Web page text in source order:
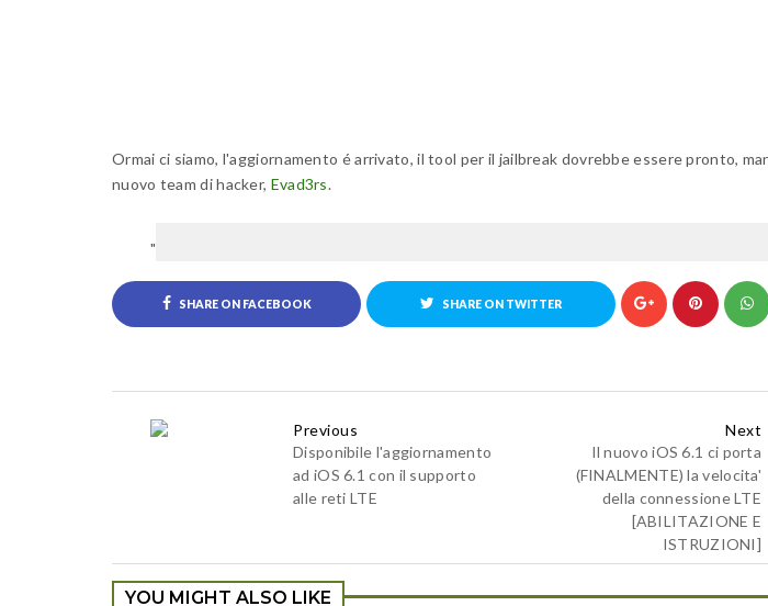
Ormai ci siamo, l'aggiornamento é arrivato, il tool per il jailbreak dovrebbe essere pronto,
nuovo team di hacker, Evad3rs.
SHARE ON FACEBOOK SHARE ON TWITTER
Next
Il nuovo iOS 6.1 ci porta
(FINALMENTE) la velocita'
della connessione LTE
[ABILITAZIONE E
ISTRUZIONI]
Previous
Disponibile l'aggiornamento
ad iOS 6.1 con il supporto
alle reti LTE
YOU MIGHT ALSO LIKE